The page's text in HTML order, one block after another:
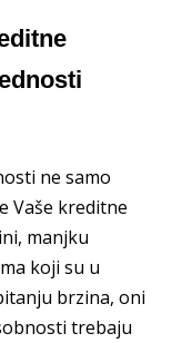
ne samo
Vaše kreditne
manjku
koji su u
brzina, oni
trebaju